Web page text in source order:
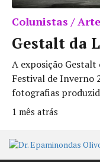
Colunistas / Arte
Gestalt da
A exposição
Festival de Inverno
fotografias
1 mês atrás